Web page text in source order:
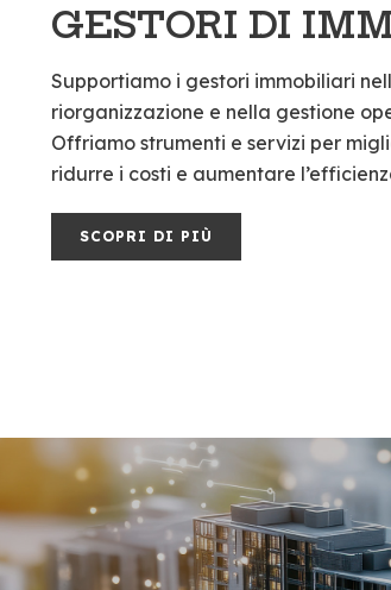
GESTORI DI
Supportiamo i gestori immobiliari
riorganizzazione e nella gestione
Offriamo strumenti e servizi per
ridurre i costi e aumentare
SCOPRI DI PIÙ